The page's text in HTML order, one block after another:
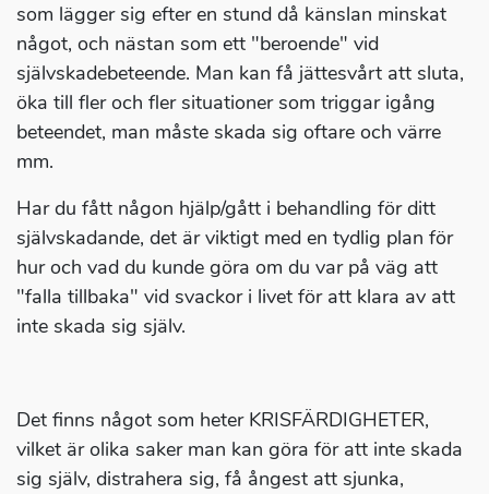
som lägger sig efter en stund då känslan minskat
något, och nästan som ett "beroende" vid
självskadebeteende. Man kan få jättesvårt att sluta,
öka till fler och fler situationer som triggar igång
beteendet, man måste skada sig oftare och värre
mm.
Har du fått någon hjälp/gått i behandling för ditt
självskadande, det är viktigt med en tydlig plan för
hur och vad du kunde göra om du var på väg att
"falla tillbaka" vid svackor i livet för att klara av att
inte skada sig själv.
Det finns något som heter KRISFÄRDIGHETER,
vilket är olika saker man kan göra för att inte skada
sig själv, distrahera sig, få ångest att sjunka,